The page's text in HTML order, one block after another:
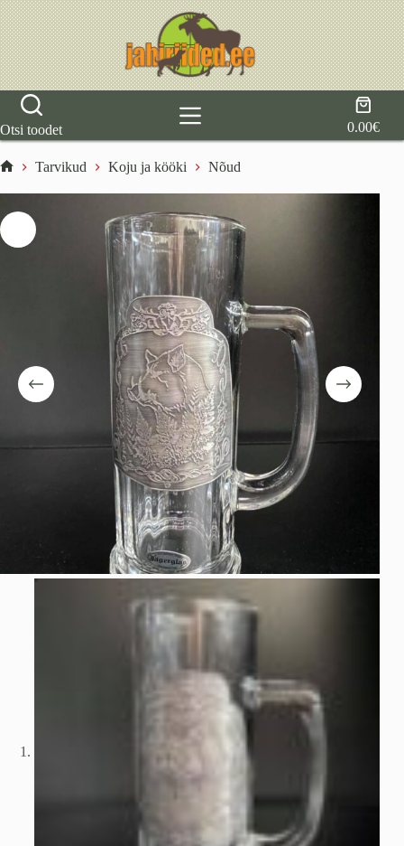
Skip
to
content
Otsi toodet
cart
0.00€
Tarvikud Koju ja kööki Nõud